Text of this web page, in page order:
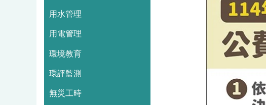
用水管理
用電管理
環境教育
環評監測
無災工時